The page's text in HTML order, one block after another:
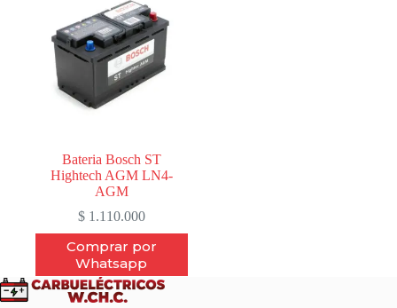
Bateria Bosch ST
Hightech AGM LN4-
AGM
$1.110.000
Comprar por
Whatsapp